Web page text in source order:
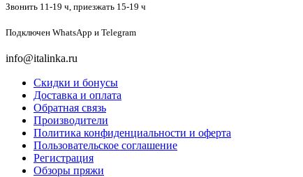
Звонить 11-19 ч, приезжать 15-19 ч
Подключен WhatsApp и Telegram
info@italinka.ru
Скидки и бонусы
Доставка и оплата
Обратная связь
Производители
Политика конфиденциальности и оферта
Пользовательское соглашение
Регистрация
Обзоры пряжи